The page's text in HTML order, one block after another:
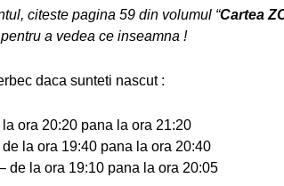
citeste pagina 59 din volumul “Cartea
a vedea ce inseamna !
daca sunteti nascut :
ora 20:20 pana la ora 21:20
la ora 19:40 pana la ora 20:40
de la ora 19:10 pana la ora 20:05